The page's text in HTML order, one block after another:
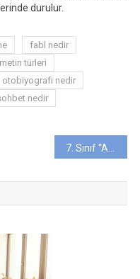
durulur.
fabl nedir
türleri
otobiyografi nedir
nedir